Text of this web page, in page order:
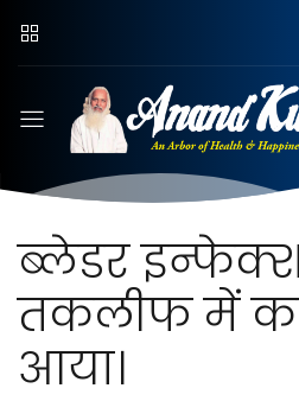
ब्लेडर
तकलीफ में
आया।